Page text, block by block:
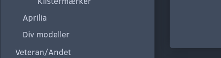
Aprilia
Div modeller
Veteran/Andet